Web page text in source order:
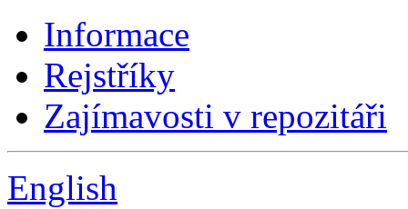
Informace
Rejstříky
Zajímavosti v repozitáři
English